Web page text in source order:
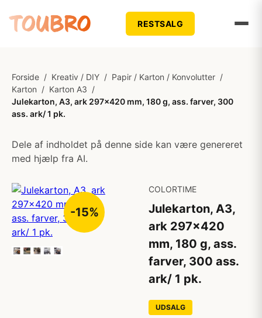
RESTSALG
Forside / Kreativ / DIY / Papir / Karton / Konvolutter /
Karton / Karton A3 /
Julekarton, A3, ark 297x420 mm, 180 g, ass. farver, 300
ass. ark/ 1 pk.
Dele af indholdet på denne side kan være genereret
med hjælp fra AI.
-15%
COLORTIME
Julekarton, A3,
ark 297x420
mm, 180 g, ass.
farver, 300 ass.
ark/ 1 pk.
UDSALG